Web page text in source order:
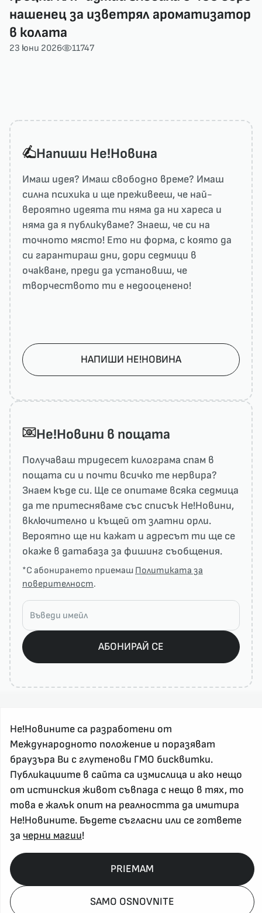
нашенец за изветрял ароматизатор
в колата
23 юни 2026 11747
Напиши He!Новина
Имаш идея? Имаш свободно време? Имаш
силна психика и ще преживееш, че най-
вероятно идеята ти няма да ни харесa и
няма да я публикуваме? Знаеш, че си на
точното място! Ето ни форма, с която да
си гарантираш дни, дори седмици в
очакване, преди да установиш, че
творчеството ти е недооценено!
НАПИШИ НЕ!НОВИНА
He!Новини в пощата
Получаваш тридесет килограма спам в
пощата си и почти всичко те нервира?
Знаем къде си. Ще се опитаме всяка седмица
да те притесняваме със списък He!Новини,
включително и къщей от златни орли.
Вероятно ще ни кажат и адресът ти ще се
окаже в датабаза за фишинг съобщения.
*С абонирането приемаш Политиката за
поверителност.
АБОНИРАЙ СЕ
За реклама и връзка с нас, пишете на
nenovinite@gmail.com
Контакт
За нас
Напиши Не!Новина
Абонирай се
Policy, Rights, etc 2026
Не!Новините са разработени от
Международното положение и поразяват
браузъра Ви с глутенови ГМО бисквитки.
Публикациите в сайта са измислица и ако нещо
от истинския живот съвпада с нещо в тях, то
това е жалък опит на реалността да имитира
Не!Новините. Бъдете съгласни или се гответе
за черни магии!
SAMO OSNOVNITE
PRIEMAM